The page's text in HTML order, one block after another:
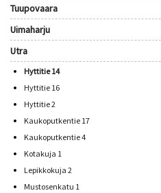
Tuupovaara
Uimaharju
Utra
Hyttitie 14
Hyttitie 16
Hyttitie 2
Kaukoputkentie 17
Kaukoputkentie 4
Kotakuja 1
Lepikkokuja 2
Mustosenkatu 1